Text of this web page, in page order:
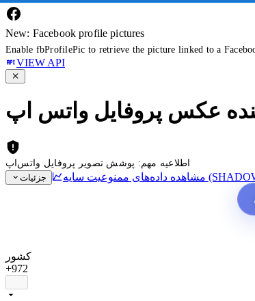
New: Facebook profile pictures
Enable fbProfilePic to retrieve the picture linked to a
VIEW API
عکس پروفایل واتس اپ
اطلاعیه مهم: پوشش تصویر پروفایل واتس‌اپ
جزئیات
کشور
+972